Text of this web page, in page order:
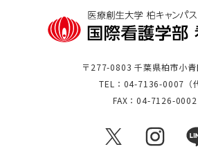
〒277-0803 千葉県柏市小
TEL：04-7136-0007（
FAX：04-7126-0002